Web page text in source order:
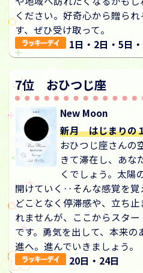
ください。好奇心から贈ら
す、ぜひ受け取って。
1日・2日・5日
7位 おひつじ座
New Moon
新月 はじまりの
おひつじ座さんの
きて滞在し、あな
くでしょう。太陽
開けていく‥そんな感覚を覚
どことなく停滞感や、立ち
れませんが、ここからスタ
です。勇気を出して、本来
進へ。進んでいきましょう。
20日・24日